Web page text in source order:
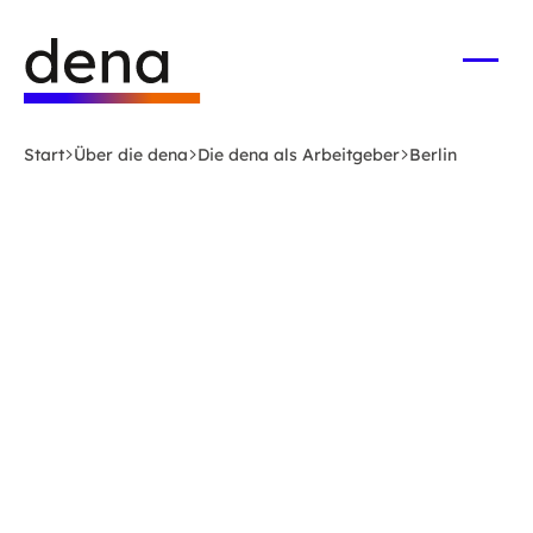
Hauptinhalt
springen
Deutsche
Energie-
Agentur
-
Start Über die dena Die dena als Arbeitgeber Berlin